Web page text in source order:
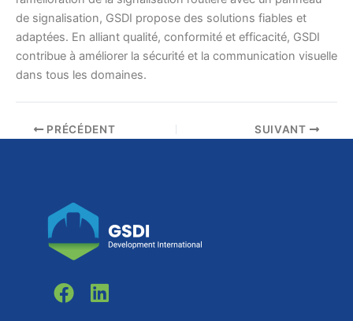
de signalisation, GSDI propose des solutions fiables et
adaptées. En alliant qualité, conformité et efficacité, GSDI
contribue à améliorer la sécurité et la communication visuelle
dans tous les domaines.
PRÉCÉDENT SUIVANT
F
a
L
i